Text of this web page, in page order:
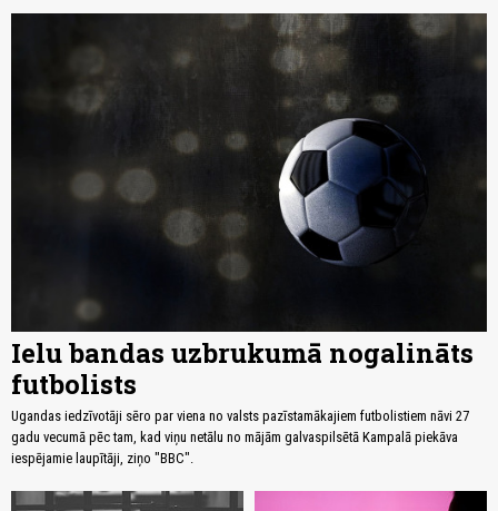
Ielu bandas uzbrukumā nogalināts
futbolists
Ugandas iedzīvotāji sēro par viena no valsts pazīstamākajiem futbolistiem nāvi 27
gadu vecumā pēc tam, kad viņu netālu no mājām galvaspilsētā Kampalā piekāva
iespējamie laupītāji, ziņo "BBC".